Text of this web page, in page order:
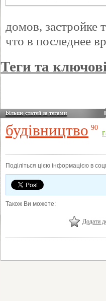
домов, застройке
что в последнее
Теги та
Більше статей за тегами
будівництво 90
Поділіться цією інформацією в
Також Ви можете:
Додати